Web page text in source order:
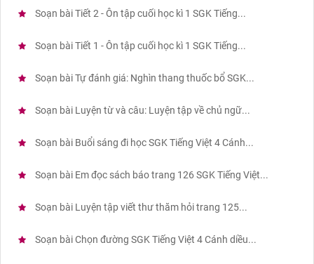
Soạn bài Tiết 2 - Ôn tập cuối học kì 1 SGK Tiếng...
Soạn bài Tiết 1 - Ôn tập cuối học kì 1 SGK Tiếng...
Soạn bài Tự đánh giá: Nghìn thang thuốc bổ SGK...
Soạn bài Luyện từ và câu: Luyện tập về chủ ngữ...
Soạn bài Buổi sáng đi học SGK Tiếng Việt 4 Cánh...
Soạn bài Em đọc sách báo trang 126 SGK Tiếng Việt...
Soạn bài Luyện tập viết thư thăm hỏi trang 125...
Soạn bài Chọn đường SGK Tiếng Việt 4 Cánh diều...